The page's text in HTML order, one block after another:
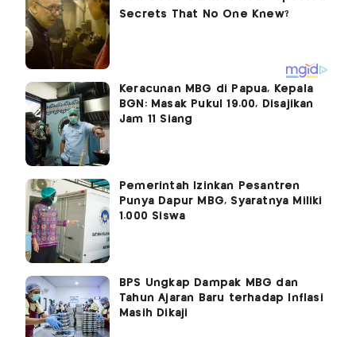
Keracunan MBG di Papua, Kepala
BGN: Masak Pukul 19.00, Disajikan
Jam 11 Siang
Pemerintah Izinkan Pesantren
Punya Dapur MBG, Syaratnya Miliki
1.000 Siswa
BPS Ungkap Dampak MBG dan
Tahun Ajaran Baru terhadap Inflasi
Masih Dikaji